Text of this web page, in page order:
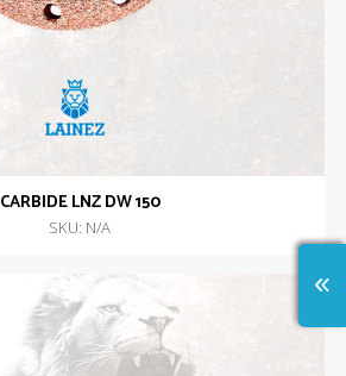
CARBIDE LNZ DW 150
SKU: N/A